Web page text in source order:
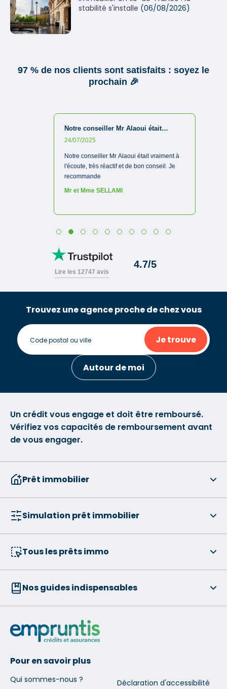
stabilité s'installe (06/08/2026)
Trouvez une agence proche de chez vous
Je trouve
Autour de moi
Un crédit vous engage et doit être remboursé.
Vérifiez vos capacités de remboursement avant
de vous engager.
Prêt immobilier
Simulation prêt immobilier
Tous les prêts immo
Nos guides indispensables
Pour en savoir plus
Qui sommes-nous ?
Déclaration d'accessibilité